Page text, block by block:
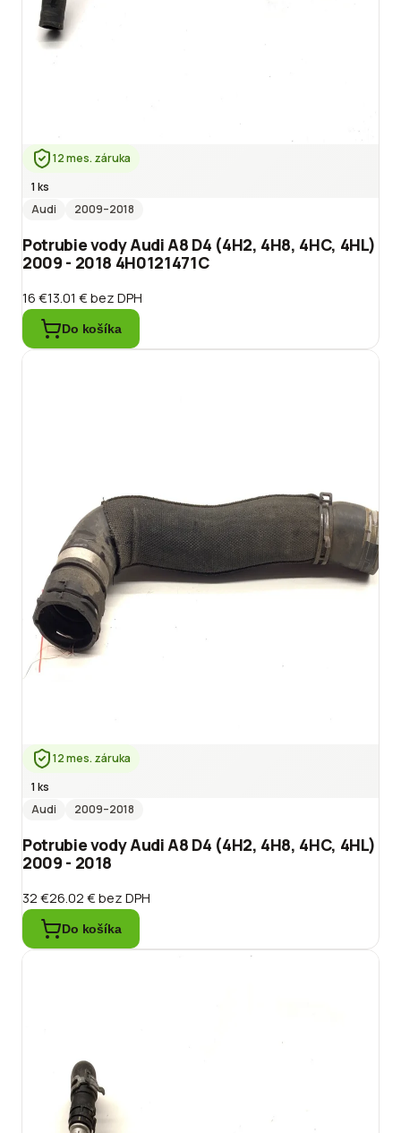
12 mes. záruka
1 ks
Audi
2009–2018
Potrubie vody Audi A8 D4 (4H2, 4H8, 4HC, 4HL)
2009 - 2018 4H0121471C
16 €13.01 €bez DPH
Do košíka
12 mes. záruka
1 ks
Audi
2009–2018
Potrubie vody Audi A8 D4 (4H2, 4H8, 4HC, 4HL)
2009 - 2018
32 €26.02 €bez DPH
Do košíka